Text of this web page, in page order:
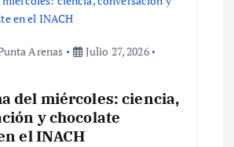
Arenas
Julio 27, 2026
del miércoles: ciencia,
y chocolate
el INACH